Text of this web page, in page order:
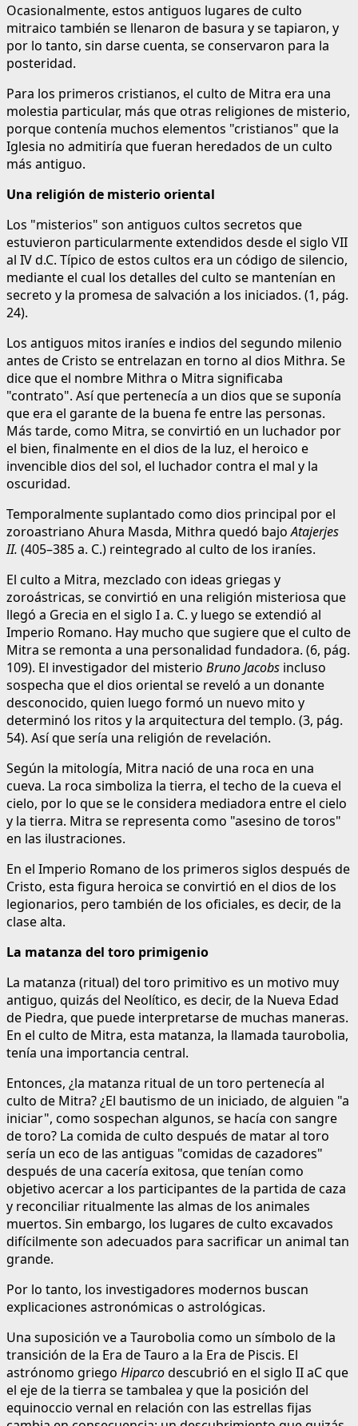
Ocasionalmente, estos antiguos lugares de culto
mitraico también se llenaron de basura y se tapiaron, y
por lo tanto, sin darse cuenta, se conservaron para la
posteridad.
Para los primeros cristianos, el culto de Mitra era una
molestia particular, más que otras religiones de misterio,
porque contenía muchos elementos "cristianos" que la
Iglesia no admitiría que fueran heredados de un culto
más antiguo.
Una religión de misterio oriental
Los "misterios" son antiguos cultos secretos que
estuvieron particularmente extendidos desde el siglo VII
al IV d.C. Típico de estos cultos era un código de silencio,
mediante el cual los detalles del culto se mantenían en
secreto y la promesa de salvación a los iniciados. (1, pág.
24).
Los antiguos mitos iraníes e indios del segundo milenio
antes de Cristo se entrelazan en torno al dios Mithra. Se
dice que el nombre Mithra o Mitra significaba
"contrato". Así que pertenecía a un dios que se suponía
que era el garante de la buena fe entre las personas.
Más tarde, como Mitra, se convirtió en un luchador por
el bien, finalmente en el dios de la luz, el heroico e
invencible dios del sol, el luchador contra el mal y la
oscuridad.
Temporalmente suplantado como dios principal por el
zoroastriano Ahura Masda, Mithra quedó bajoAtajerjes
II. (405–385 a. C.) reintegrado al culto de los iraníes.
El culto a Mitra, mezclado con ideas griegas y
zoroástricas, se convirtió en una religión misteriosa que
llegó a Grecia en el siglo I a. C. y luego se extendió al
Imperio Romano. Hay mucho que sugiere que el culto de
Mitra se remonta a una personalidad fundadora. (6, pág.
109). El investigador del misterio Bruno Jacobs incluso
sospecha que el dios oriental se reveló a un donante
desconocido, quien luego formó un nuevo mito y
determinó los ritos y la arquitectura del templo. (3, pág.
54). Así que sería una religión de revelación.
Según la mitología, Mitra nació de una roca en una
cueva. La roca simboliza la tierra, el techo de la cueva el
cielo, por lo que se le considera mediadora entre el cielo
y la tierra. Mitra se representa como "asesino de toros"
en las ilustraciones.
En el Imperio Romano de los primeros siglos después de
Cristo, esta figura heroica se convirtió en el dios de los
legionarios, pero también de los oficiales, es decir, de la
clase alta.
La matanza del toro primigenio
La matanza (ritual) del toro primitivo es un motivo muy
antiguo, quizás del Neolítico, es decir, de la Nueva Edad
de Piedra, que puede interpretarse de muchas maneras.
En el culto de Mitra, esta matanza, la llamada taurobolia,
tenía una importancia central.
Entonces, ¿la matanza ritual de un toro pertenecía al
culto de Mitra? ¿El bautismo de un iniciado, de alguien "a
iniciar", como sospechan algunos, se hacía con sangre
de toro? La comida de culto después de matar al toro
sería un eco de las antiguas "comidas de cazadores"
después de una cacería exitosa, que tenían como
objetivo acercar a los participantes de la partida de caza
y reconciliar ritualmente las almas de los animales
muertos. Sin embargo, los lugares de culto excavados
difícilmente son adecuados para sacrificar un animal tan
grande.
Por lo tanto, los investigadores modernos buscan
explicaciones astronómicas o astrológicas.
Una suposición ve a Taurobolia como un símbolo de la
transición de la Era de Tauro a la Era de Piscis. El
astrónomo griego Hiparcodescubrió en el siglo II aC que
el eje de la tierra se tambalea y que la posición del
equinoccio vernal en relación con las estrellas fijas